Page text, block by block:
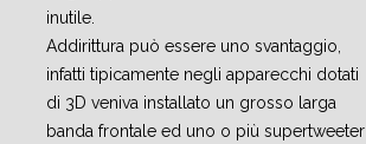
inutile.
Addirittura può essere uno svantaggio,
infatti tipicamente negli apparecchi dotati
di 3D veniva installato un grosso larga
banda frontale ed uno o più supertweeter